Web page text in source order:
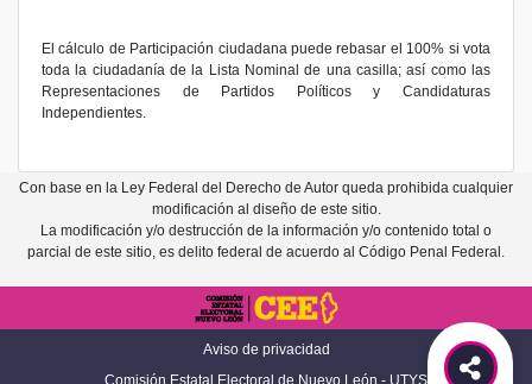
El cálculo de Participación ciudadana puede rebasar el 100% si vota
toda la ciudadanía de la Lista Nominal de una casilla; así como las
Representaciones de Partidos Políticos y Candidaturas
Independientes.
Con base en la Ley Federal del Derecho de Autor queda prohibida cualquier
modificación al diseño de este sitio.
La modificación y/o destrucción de la información y/o contenido total o
parcial de este sitio, es delito federal de acuerdo al Código Penal Federal.
Aviso de privacidad
Comisión Estatal Electoral de Nuevo León - UTYS